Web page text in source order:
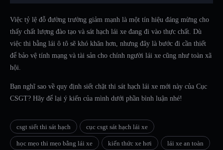
Việc tỷ lệ đỗ đường trường giảm mạnh là một tín hiệu đáng mừng cho
thấy chất lượng đào tạo và sát hạch lái xe đang đi vào thực chất. Dù
việc thi bằng lái ô tô sẽ khó khăn hơn, nhưng đây là bước đi cần thiết
để bảo vệ tính mạng và tài sản cho chính người lái xe cũng như toàn xã
hội.
Bạn nghĩ sao về quy định siết chặt thi sát hạch lái xe mới này của Cục
CSGT? Hãy để lại ý kiến của mình dưới phần bình luận nhé!
csgt siết thi sát hạch cục csgt sát hạch lái xe
học mẹo thi mẹo bằng lái xe kiến thức xe hơi lái xe an toàn